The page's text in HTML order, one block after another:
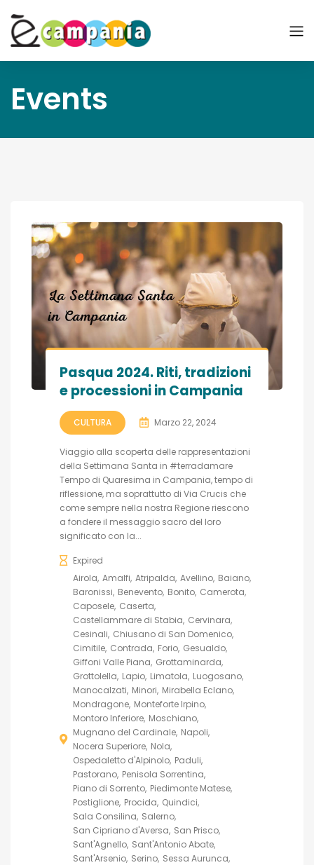
Events
Pasqua 2024. Riti, tradizioni
e processioni in Campania
CULTURA Marzo 22, 2024
Viaggio alla scoperta delle rappresentazioni
della Settimana Santa in #terradamare
Tempo di Quaresima in Campania, tempo di
riflessione, ma soprattutto di Via Crucis che
come sempre nella nostra Regione riescono
a fondere il messaggio sacro del loro
significato con la...
Expired
Airola Amalfi Atripalda Avellino Baiano
Baronissi Benevento Bonito Camerota
Caposele Caserta
Castellammare di Stabia Cervinara
Cesinali Chiusano di San Domenico
Cimitile Contrada Forio Gesualdo
Giffoni Valle Piana Grottaminarda
Grottolella Lapio Limatola Luogosano
Manocalzati Minori Mirabella Eclano
Mondragone Monteforte Irpino
Montoro Inferiore Moschiano
Mugnano del Cardinale Napoli
Nocera Superiore Nola
Ospedaletto d'Alpinolo Paduli
Pastorano Penisola Sorrentina
Piano di Sorrento Piedimonte Matese
Postiglione Procida Quindici
Sala Consilina Salerno
San Cipriano d'Aversa San Prisco
Sant'Agnello Sant'Antonio Abate
Sant'Arsenio Serino Sessa Aurunca